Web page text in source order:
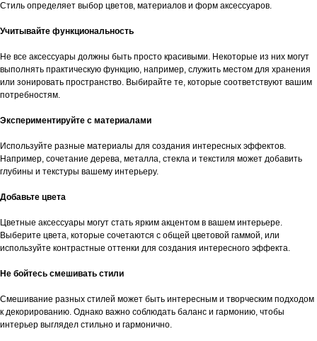
Стиль определяет выбор цветов, материалов и форм аксессуаров.
Учитывайте функциональность
Не все аксессуары должны быть просто красивыми. Некоторые из них могут
выполнять практическую функцию, например, служить местом для хранения
или зонировать пространство. Выбирайте те, которые соответствуют вашим
потребностям.
Экспериментируйте с материалами
Используйте разные материалы для создания интересных эффектов.
Например, сочетание дерева, металла, стекла и текстиля может добавить
глубины и текстуры вашему интерьеру.
Добавьте цвета
Цветные аксессуары могут стать ярким акцентом в вашем интерьере.
Выберите цвета, которые сочетаются с общей цветовой гаммой, или
используйте контрастные оттенки для создания интересного эффекта.
Не бойтесь смешивать стили
Смешивание разных стилей может быть интересным и творческим подходом
к декорированию. Однако важно соблюдать баланс и гармонию, чтобы
интерьер выглядел стильно и гармонично.